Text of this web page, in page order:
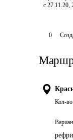
с 27.11.20,
0
Кол-